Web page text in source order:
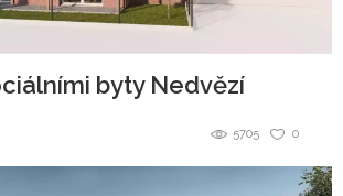
byty Nedvězí
0
5705